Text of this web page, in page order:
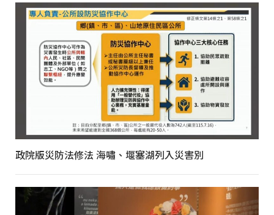
政院版災防法修法 海嘯、堰塞湖列入災害別